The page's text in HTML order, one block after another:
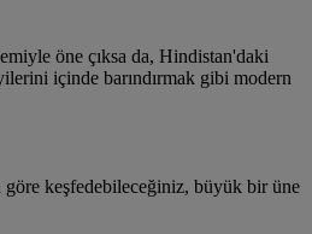
öne çıksa da, Hindistan'daki
içinde barındırmak gibi modern
keşfedebileceğiniz, büyük bir üne